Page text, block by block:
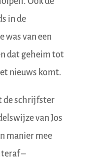
in de
was van een
dat geheim tot
nieuws komt.
de schrijfster
van Jos
manier mee
–